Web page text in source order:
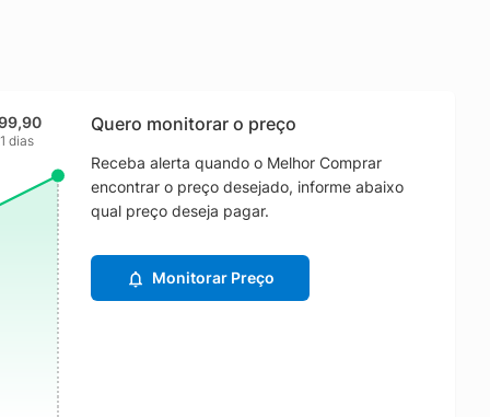
dias
Quero monitorar o preço
Receba alerta quando o Melhor Comprar
encontrar o preço desejado, informe abaixo
qual preço deseja pagar.
Monitorar Preço